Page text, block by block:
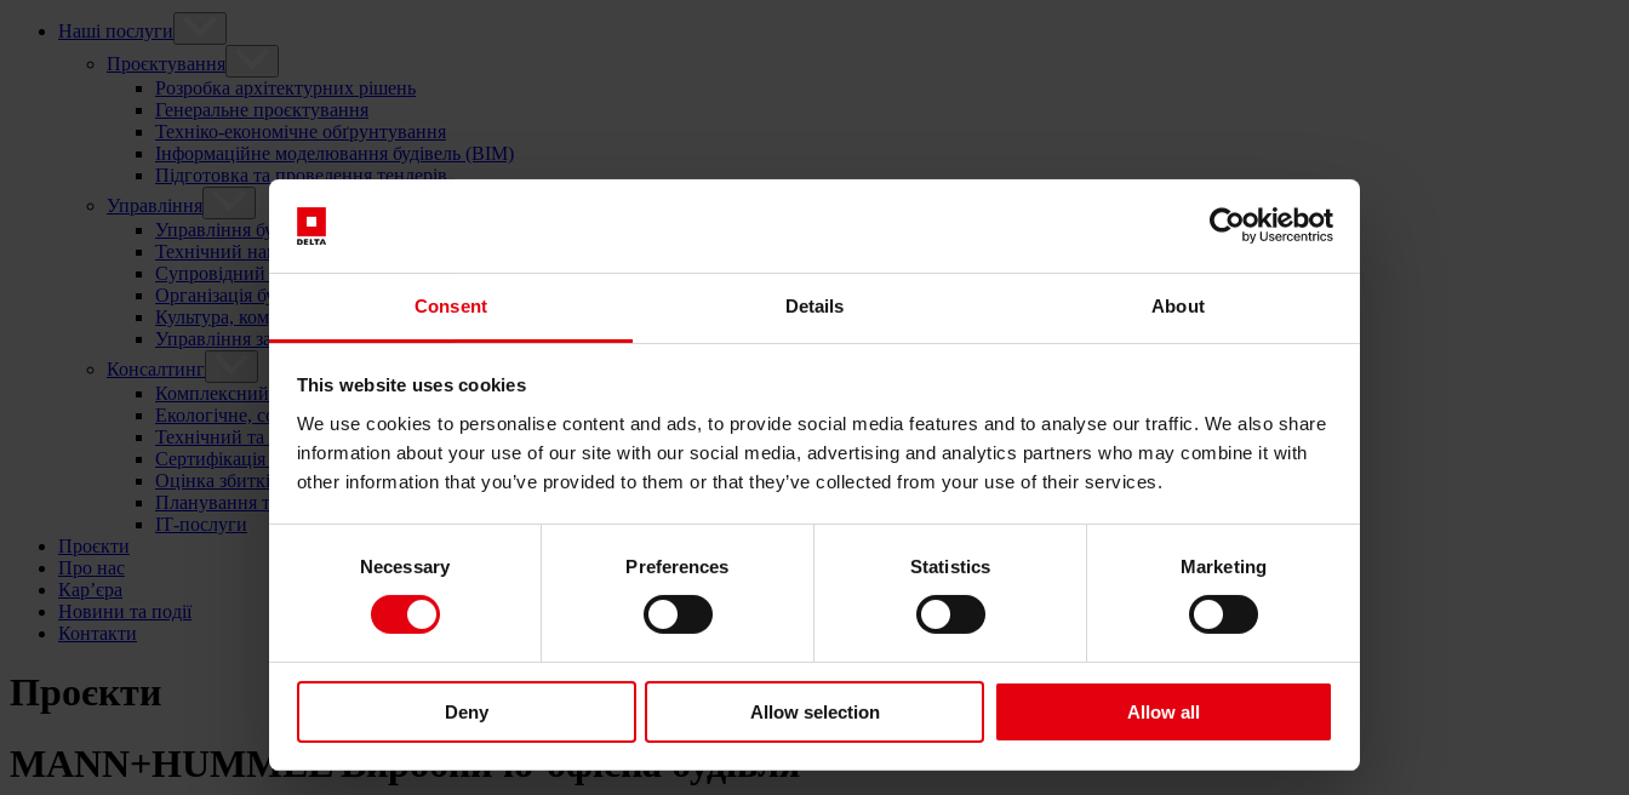
Consent Details About
This website uses cookies
We use cookies to personalise content and ads, to provide social media features and to analyse our traffic. We also share
information about your use of our site with our social media, advertising and analytics partners who may combine it with
other information that you’ve provided to them or that they’ve collected from your use of their services.
Necessary Preferences Statistics Marketing
Deny Allow selection Allow all
Наші послуги
Проєктування
Розробка архітектурних рішень
Генеральне проєктування
Техніко-економічне обґрунтування
Інформаційне моделювання будівель (BIM)
Підготовка та проведення тендерів
Управління
Управління будівельними проєктами
Технічний нагляд в будівництві
Супровідний контроль і моніторинг проєкту
Організація будівельних процесів
Культура, комунікація та робочі процеси
Управління закупівлями та договорами
Консалтинг
Комплексний консалтинг
Екологічне, соціальне та корпоративне управління (ESG) та таксономія ЄС
Технічний та екологічний аудит
Сертифікація «зеленого будівництва»
Оцінка збитків та руйнувань
Планування та контроль витрат по проєкту
ІТ-послуги
Проєкти
Про нас
Кар’єра
Новини та події
Контакти
Проєкти
MANN+HUMMEL Виробничо-офісна будівля